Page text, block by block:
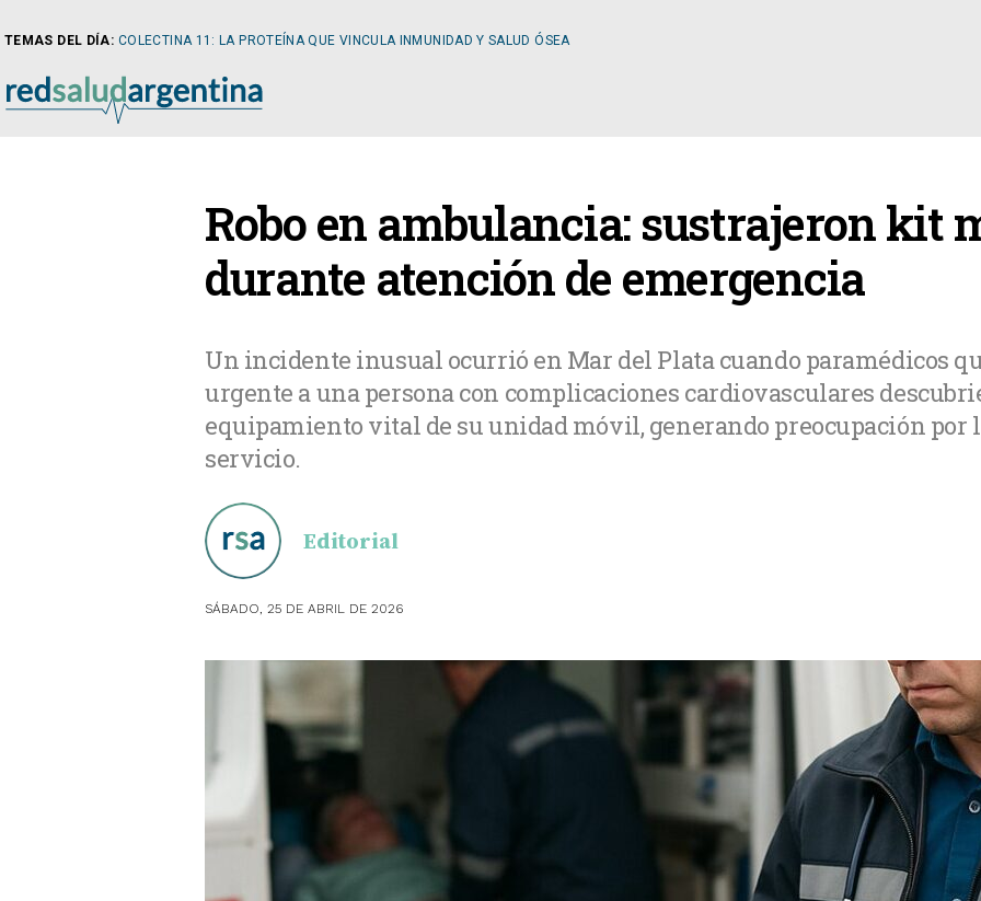
TEMAS DEL DÍA: COLECTINA 11: LA PROTEÍNA QUE VINCULA INMUNIDAD Y SALUD ÓSEA
CARDIOLOGÍA CIRUGÍA GENERAL
DIABETOLOGÍA
Robo en ambulancia: sustrajeron kit
durante atención de emergencia
Un incidente inusual ocurrió en Mar del Plata cuando paramédicos
urgente a una persona con complicaciones cardiovasculares
equipamiento vital de su unidad móvil, generando preocupación por
servicio.
Editorial
SÁBADO, 25 DE ABRIL DE 2026